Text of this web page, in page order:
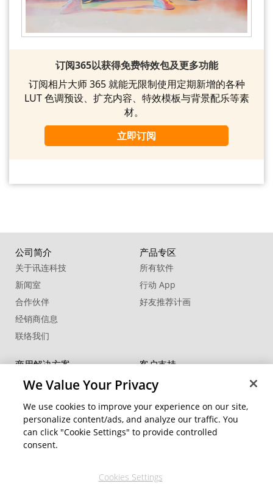
订阅365以获得免费特效包及更多功能
订阅相片大师 365 就能无限制使用定期新增的各种
LUT 色调预设、扩充内容、特效模板与背景配乐等素
材。
立即订阅
公司简介
关于讯连科技
新闻室
合作伙伴
经销商信息
联络我们
产品专区
所有软件
行动 App
好友推荐计画
商用解决方案
FaceMe SDK
客户支持
软件更新
教学中心
社交网络资源
We Value Your Privacy
We use cookies to improve your experience on our site,
personalize content/ads, and analyze our traffic. You
can click "Cookie Settings" to provide controlled
consent.
Cookies Settings